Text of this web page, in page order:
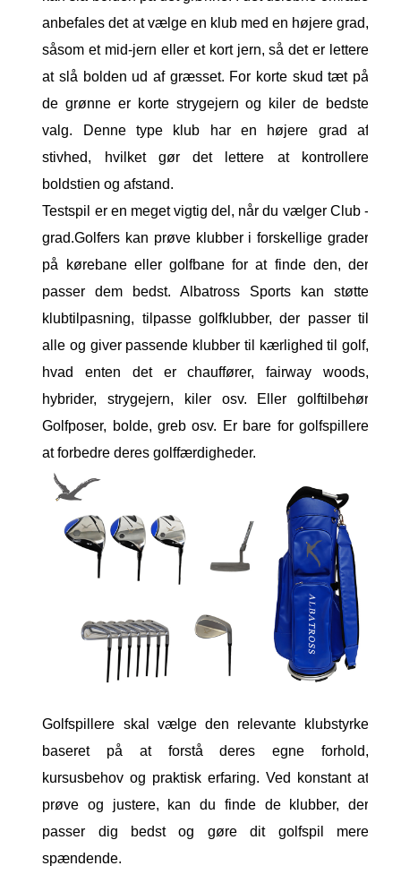
anbefales det at vælge en klub med en højere grad,
såsom et mid-jern eller et kort jern, så det er lettere
at slå bolden ud af græsset. For korte skud tæt på
de grønne er korte strygejern og kiler de bedste
valg. Denne type klub har en højere grad af
stivhed, hvilket gør det lettere at kontrollere
boldstien og afstand.
Testspil er en meget vigtig del, når du vælger Club -
grad.Golfers kan prøve klubber i forskellige grader
på kørebane eller golfbane for at finde den, der
passer dem bedst. Albatross Sports kan støtte
klubtilpasning, tilpasse golfklubber, der passer til
alle og giver passende klubber til kærlighed til golf,
hvad enten det er chauffører, fairway woods,
hybrider, strygejern, kiler osv. Eller golftilbehør
Golfposer, bolde, greb osv. Er bare for golfspillere
at forbedre deres golffærdigheder.
Golfspillere skal vælge den relevante klubstyrke
baseret på at forstå deres egne forhold,
kursusbehov og praktisk erfaring. Ved konstant at
prøve og justere, kan du finde de klubber, der
passer dig bedst og gøre dit golfspil mere
spændende.